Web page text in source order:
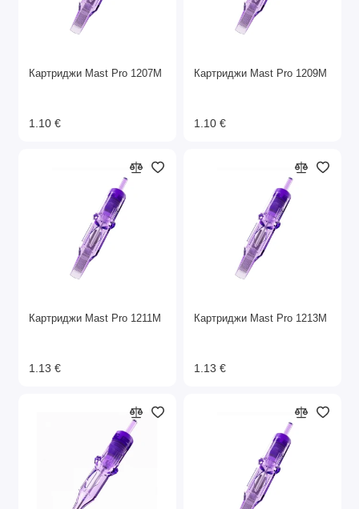
Картриджи Mast Pro 1207M
1.10 €
Картриджи Mast Pro 1209M
1.10 €
Картриджи Mast Pro 1211M
1.13 €
Картриджи Mast Pro 1213M
1.13 €